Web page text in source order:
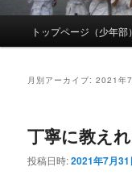
メ
コ
サ
ン
トップページ（少年部）
月別アーカイブ:2021年7
丁寧に教え
投稿日時:2021年7月31